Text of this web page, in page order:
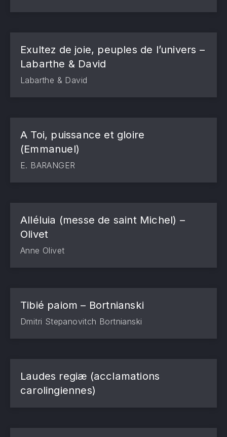
Exultez de joie, peuples de l’univers –
Labarthe & David
Labarthe & David
A Toi, puissance et gloire
(Emmanuel)
E. BARANGER
Alléluia (messe de saint Michel) –
Olivet
Anne Olivet
Tibié paiom – Bortnianski
Dmitri Stepanovitch Bortnianski
Laudes regiæ (acclamations
carolingiennes)
PREVIOUS